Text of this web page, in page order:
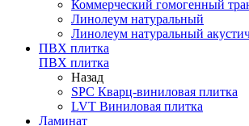
Коммерческий гомогенный
Линолеум натуральный
Линолеум натуральный
ПВХ плитка
ПВХ плитка
Назад
SPC Кварц-виниловая плитка
LVT Виниловая плитка
Ламинат